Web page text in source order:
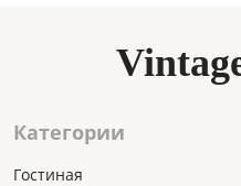
Категории
Гостиная